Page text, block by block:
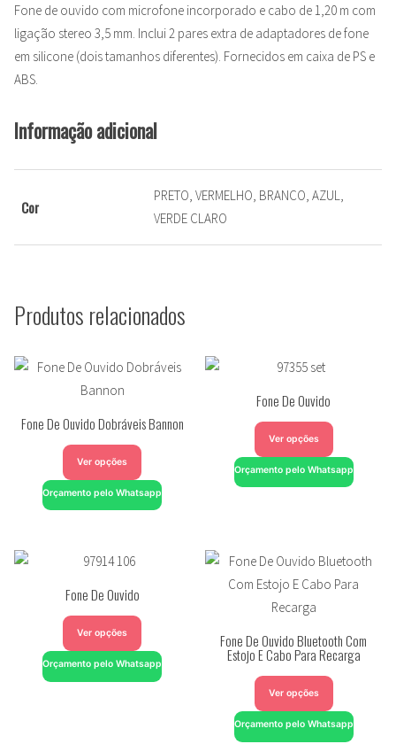
Fone de ouvido com microfone incorporado e cabo de 1,20 m com
ligação stereo 3,5 mm. Inclui 2 pares extra de adaptadores de fone
em silicone (dois tamanhos diferentes). Fornecidos em caixa de PS e
ABS.
Informação adicional
Cor
PRETO, VERMELHO, BRANCO, AZUL,
VERDE CLARO
Produtos relacionados
Fone De Ouvido Dobráveis Bannon
Ver opções
Orçamento pelo Whatsapp
Fone De Ouvido
Ver opções
Orçamento pelo Whatsapp
Fone De Ouvido
Ver opções
Orçamento pelo Whatsapp
Fone De Ouvido Bluetooth Com
Estojo E Cabo Para Recarga
Ver opções
Orçamento pelo Whatsapp